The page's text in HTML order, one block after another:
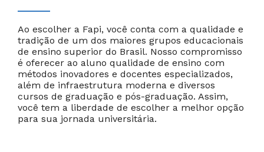
Ao escolher a Fapi, você conta com a qualidade e
tradição de um dos maiores grupos educacionais
de ensino superior do Brasil. Nosso compromisso
é oferecer ao aluno qualidade de ensino com
métodos inovadores e docentes especializados,
além de infraestrutura moderna e diversos
cursos de graduação e pós-graduação. Assim,
você tem a liberdade de escolher a melhor opção
para sua jornada universitária.